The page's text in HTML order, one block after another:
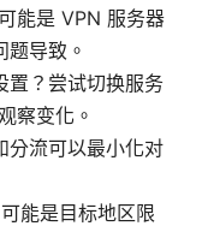
能是 VPN 服务器
导致。
置？尝试切换服务
察变化。
分流可以最小化对
能是目标地区限